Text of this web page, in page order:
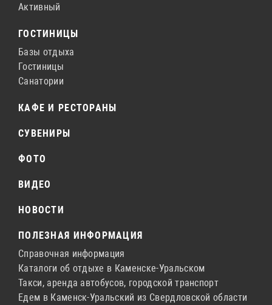
Активный
ГОСТИНИЦЫ
Базы отдыха
Гостиницы
Санатории
КАФЕ И РЕСТОРАНЫ
СУВЕНИРЫ
ФОТО
ВИДЕО
НОВОСТИ
ПОЛЕЗНАЯ ИНФОРМАЦИЯ
Справочная информация
Каталоги об отдыхе в Каменске-Уральском
Такси, аренда автобусов, городской транспорт
Едем в Каменск-Уральский из Свердловской области